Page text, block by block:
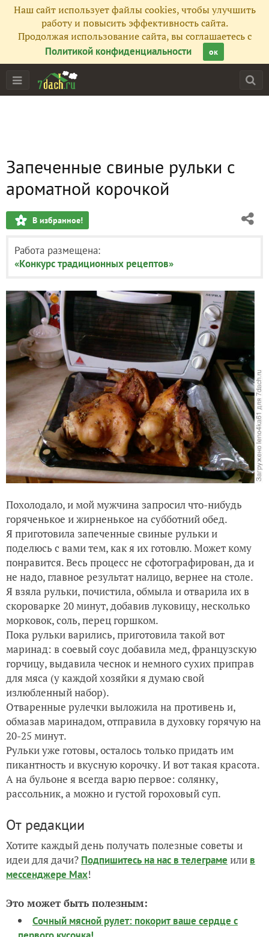
Наш сайт использует файлы cookies, чтобы улучшить
работу и повысить эффективность сайта.
Продолжая использование сайта, вы соглашаетесь с
Политикой конфиденциальности
ок
Запеченные свиные рульки с
ароматной корочкой
В избранное!
Работа размещена:
«Конкурс традиционных рецептов»
Похолодало, и мой мужчина запросил что-нибудь
горяченькое и жирненькое на субботний обед.
Я приготовила запеченные свиные рульки и
поделюсь с вами тем, как я их готовлю. Может кому
понравится. Весь процесс не сфотографирован, да и
не надо, главное результат налицо, вернее на столе.
Я взяла рульки, почистила, обмыла и отварила их в
скороварке 20 минут, добавив луковицу, несколько
морковок, соль, перец горшком.
Пока рульки варились, приготовила такой вот
маринад: в соевый соус добавила мед, французскую
горчицу, выдавила чеснок и немного сухих приправ
для мяса (у каждой хозяйки я думаю свой
излюбленный набор).
Отваренные рулечки выложила на противень и,
обмазав маринадом, отправила в духовку горячую на
20-25 минут.
Рульки уже готовы, осталось только придать им
пикантность и вкусную корочку. И вот такая красота.
А на бульоне я всегда варю первое: солянку,
рассольник, а можно и густой гороховый суп.
От редакции
Хотите каждый день получать полезные советы и
идеи для дачи? Подпишитесь на нас в телеграме или в
мессенджере Max!
Это может быть полезным:
Сочный мясной рулет: покорит ваше сердце с